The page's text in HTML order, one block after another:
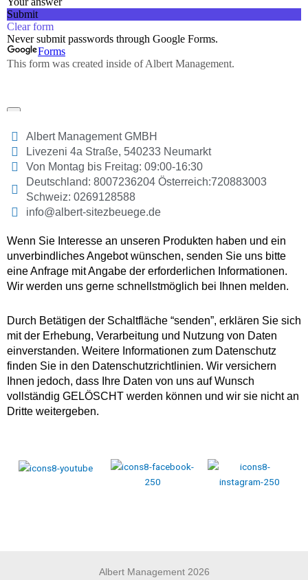
Albert Management GMBH
Livezeni 4a Straße, 540233 Neumarkt
Von Montag bis Freitag: 09:00-16:30
Deutschland: 8007236204 Österreich:720883003
Schweiz: 0269128588
info@albert-sitezbeuege.de
Wenn Sie Interesse an unseren Produkten haben und ein
unverbindliches Angebot wünschen, senden Sie uns bitte
eine Anfrage mit Angabe der erforderlichen Informationen.
Wir werden uns gerne schnellstmöglich bei Ihnen melden.
Durch Betätigen der Schaltfläche “senden”, erklären Sie sich
mit der Erhebung, Verarbeitung und Nutzung von Daten
einverstanden. Weitere Informationen zum Datenschutz
finden Sie in den Datenschutzrichtlinien. Wir versichern
Ihnen jedoch, dass Ihre Daten von uns auf Wunsch
vollständig GELÖSCHT werden können und wir sie nicht an
Dritte weitergeben.
Albert Management 2026